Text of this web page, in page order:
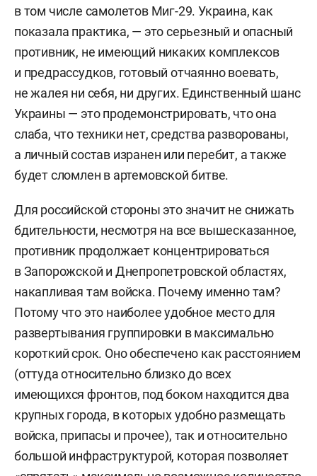
в том числе самолетов Миг-29. Украина, как
показала практика, — это серьезный и опасный
противник, не имеющий никаких комплексов
и предрассудков, готовый отчаянно воевать,
не жалея ни себя, ни других. Единственный шанс
Украины — это продемонстрировать, что она
слаба, что техники нет, средства разворованы,
а личный состав изранен или перебит, а также
будет сломлен в артемовской битве.
Для российской стороны это значит не снижать
бдительности, несмотря на все вышесказанное,
противник продолжает концентрироваться
в Запорожской и Днепропетровской областях,
накапливая там войска. Почему именно там?
Потому что это наиболее удобное место для
развертывания группировки в максимально
короткий срок. Оно обеспечено как расстоянием
(оттуда относительно близко до всех
имеющихся фронтов, под боком находится два
крупных города, в которых удобно размещать
войска, припасы и прочее), так и относительно
большой инфраструктурой, которая позволяет